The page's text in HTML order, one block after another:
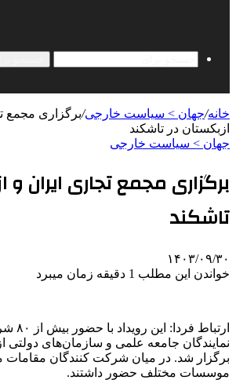
خانه/جهان > سیاست خارجی/برگزاری مجمع
ازبکستان در تاشکند
جهان > سیاست خارجی
برگزاری مجمع تجاری ایران و
تاشکند
۱۴۰۳/۰۹/۳۰
خواندن این مطلب 1 دقیقه زمان میبرد
نمایندگان جامعه علمی و سازمان‌های دولتی
برگزار شد. در میان شرکت کنندگان
موسسات مختلف حضور داشتند.